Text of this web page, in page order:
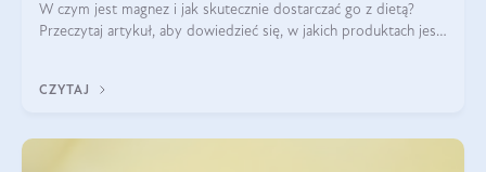
W czym jest magnez i jak skutecznie dostarczać go z dietą?
Przeczytaj artykuł, aby dowiedzieć się, w jakich produktach jest
CZYTAJ